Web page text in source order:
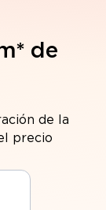
de
de la
precio